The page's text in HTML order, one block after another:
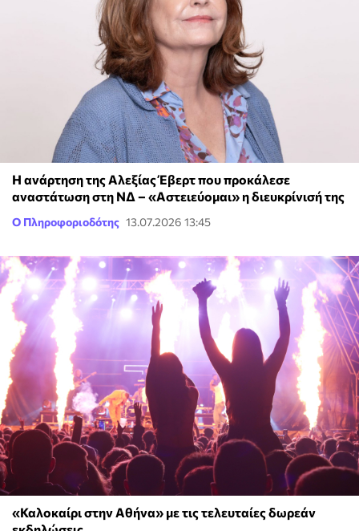
Η ανάρτηση της Αλεξίας Έβερτ που προκάλεσε
αναστάτωση στη ΝΔ – «Αστειεύομαι» η διευκρίνισή της
Ο Πληροφοριοδότης 13.07.2026 13:45
«Καλοκαίρι στην Αθήνα» με τις τελευταίες δωρεάν